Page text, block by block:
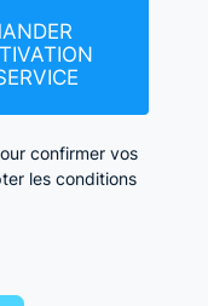
confirmer vos
les conditions